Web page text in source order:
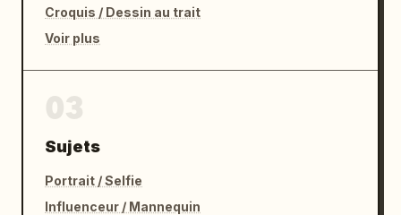
  "text_language": "Japonais avec de petites
étiquettes en anglais pour les directions de
  "quality": "très soigné, cohérent, fiche de
Croquis / Dessin au trait
Voir plus
Sujets
Portrait / Selfie
Influenceur / Mannequin